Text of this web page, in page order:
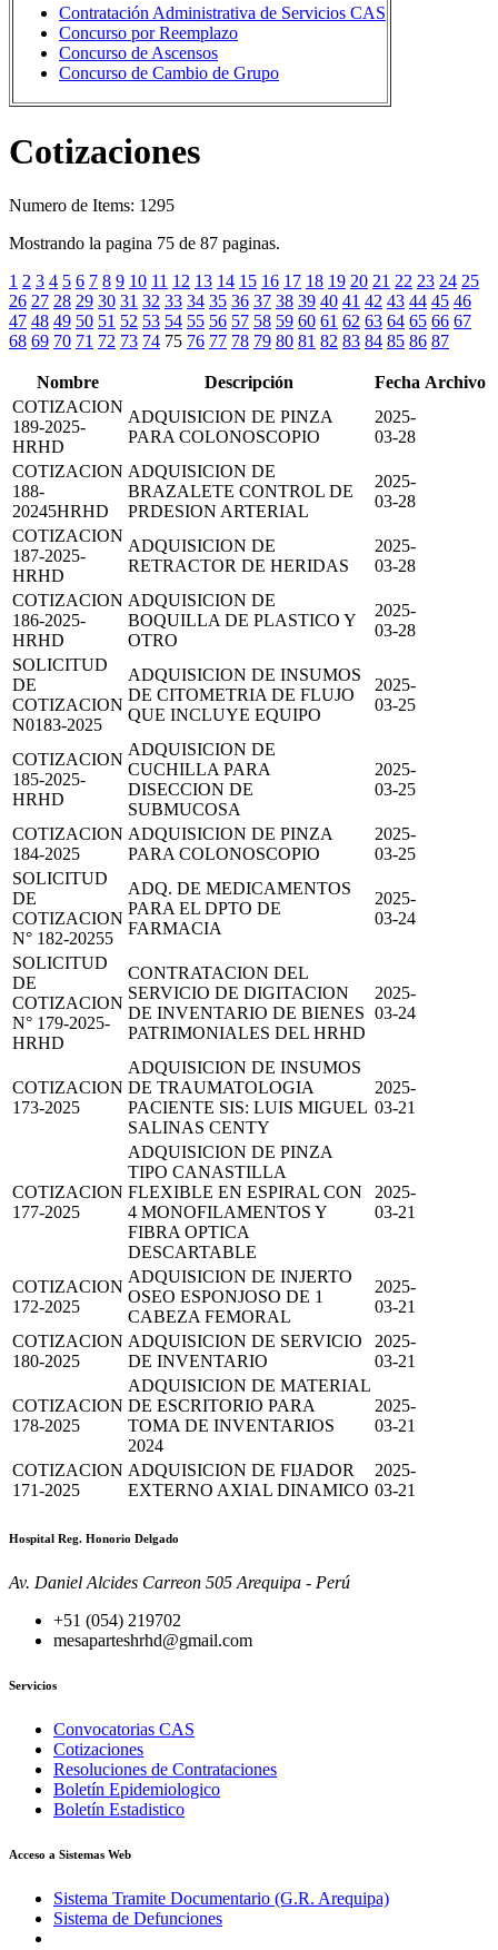
Contratación Administrativa de Servicios CAS
Concurso por Reemplazo
Concurso de Ascensos
Concurso de Cambio de Grupo
Cotizaciones
Numero de Items: 1295
Mostrando la pagina 75 de 87 paginas.
1 2 3 4 5 6 7 8 9 10 11 12 13 14 15 16 17 18 19 20 21 22 23 24 25
26 27 28 29 30 31 32 33 34 35 36 37 38 39 40 41 42 43 44 45 46
47 48 49 50 51 52 53 54 55 56 57 58 59 60 61 62 63 64 65 66 67
68 69 70 71 72 73 74 75 76 77 78 79 80 81 82 83 84 85 86 87
Nombre Descripción Fecha Archivo
COTIZACION
189-2025-
HRHD
ADQUISICION DE PINZA
PARA COLONOSCOPIO
2025-
03-28
COTIZACION
188-
20245HRHD
ADQUISICION DE
BRAZALETE CONTROL DE
PRDESION ARTERIAL
2025-
03-28
COTIZACION
187-2025-
HRHD
ADQUISICION DE
RETRACTOR DE HERIDAS
2025-
03-28
COTIZACION
186-2025-
HRHD
ADQUISICION DE
BOQUILLA DE PLASTICO Y
OTRO
2025-
03-28
SOLICITUD
DE
COTIZACION
N0183-2025
ADQUISICION DE INSUMOS
DE CITOMETRIA DE FLUJO
QUE INCLUYE EQUIPO
2025-
03-25
COTIZACION
185-2025-
HRHD
ADQUISICION DE
CUCHILLA PARA
DISECCION DE
SUBMUCOSA
2025-
03-25
COTIZACION
184-2025
ADQUISICION DE PINZA
PARA COLONOSCOPIO
2025-
03-25
SOLICITUD
DE
COTIZACION
N° 182-20255
ADQ. DE MEDICAMENTOS
PARA EL DPTO DE
FARMACIA
2025-
03-24
SOLICITUD
DE
COTIZACION
N° 179-2025-
HRHD
CONTRATACION DEL
SERVICIO DE DIGITACION
DE INVENTARIO DE BIENES
PATRIMONIALES DEL HRHD
2025-
03-24
COTIZACION
173-2025
ADQUISICION DE INSUMOS
DE TRAUMATOLOGIA
PACIENTE SIS: LUIS MIGUEL
SALINAS CENTY
2025-
03-21
COTIZACION
177-2025
ADQUISICION DE PINZA
TIPO CANASTILLA
FLEXIBLE EN ESPIRAL CON
4 MONOFILAMENTOS Y
FIBRA OPTICA
DESCARTABLE
2025-
03-21
COTIZACION
172-2025
ADQUISICION DE INJERTO
OSEO ESPONJOSO DE 1
CABEZA FEMORAL
2025-
03-21
COTIZACION
180-2025
ADQUISICION DE SERVICIO
DE INVENTARIO
2025-
03-21
COTIZACION
178-2025
ADQUISICION DE MATERIAL
DE ESCRITORIO PARA
TOMA DE INVENTARIOS
2024
2025-
03-21
COTIZACION
171-2025
ADQUISICION DE FIJADOR
EXTERNO AXIAL DINAMICO
2025-
03-21
Hospital Reg. Honorio Delgado
Av. Daniel Alcides Carreon 505 Arequipa - Perú
+51 (054) 219702
mesaparteshrhd@gmail.com
Servicios
Convocatorias CAS
Cotizaciones
Resoluciones de Contrataciones
Boletín Epidemiologico
Boletín Estadistico
Acceso a Sistemas Web
Sistema Tramite Documentario (G.R. Arequipa)
Sistema de Defunciones